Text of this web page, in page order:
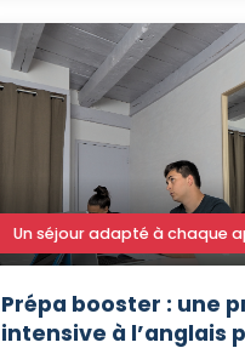
Un séjour adapté à chaque
Prépa booster : une
intensive à l’anglais